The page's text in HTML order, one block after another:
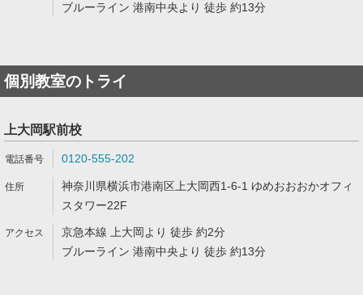
ブルーライン 港南中央より 徒歩 約13分
個別教室のトライ
上大岡駅前校
0120-555-202
神奈川県横浜市港南区上大岡西1-6-1 ゆめおおおかオフィ
スタワー22F
京急本線 上大岡より 徒歩 約2分
ブルーライン 港南中央より 徒歩 約13分